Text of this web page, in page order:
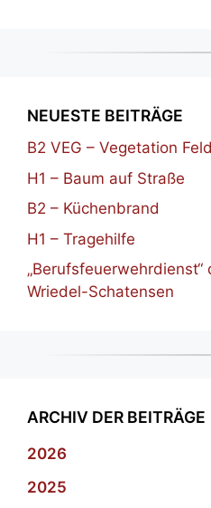
NEUESTE BEITRÄGE
B2 VEG – Vegetation
H1 – Baum auf Straße
B2 – Küchenbrand
H1 – Tragehilfe
Wriedel-Schatensen
ARCHIV DER BEITRÄGE
2026
2025